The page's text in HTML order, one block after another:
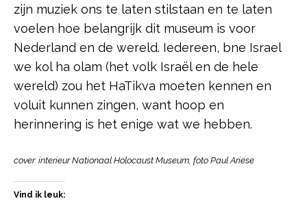
zijn muziek ons te laten stilstaan en te laten
voelen hoe belangrijk dit museum is voor
Nederland en de wereld. Iedereen, bne Israel
we kol ha olam (het volk Israël en de hele
wereld) zou het HaTikva moeten kennen en
voluit kunnen zingen, want hoop en
herinnering is het enige wat we hebben.
cover: interieur Nationaal Holocaust Museum, foto Paul Ariese
Vind ik leuk: